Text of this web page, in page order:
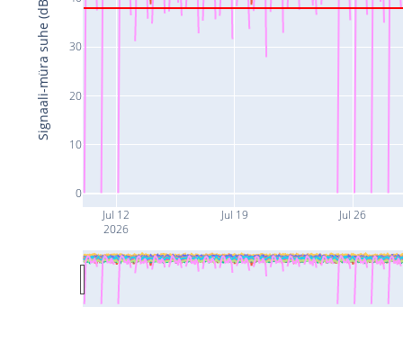
Jul 12
2026
Jul 19 Jul 26
0
10
20
30
Signaali-müra suhe (dB)